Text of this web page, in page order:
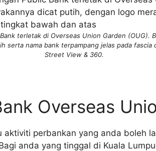
terletak di Overseas Union Garden (OUG).
serta nama bank terpampang jelas pada fascia
Street View & 360.
Overseas
perbankan yang anda boleh
anda yang tinggal di Kuala